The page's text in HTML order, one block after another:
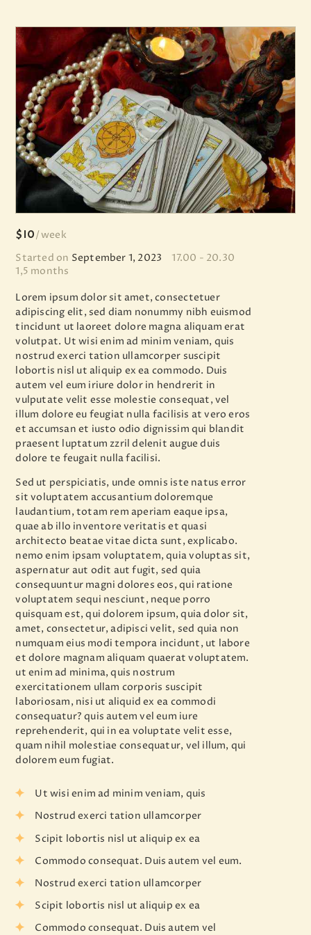
$10 week
Started on September 1, 2023
17.00 - 20.30
1,5 months
Lorem ipsum dolor sit amet, consectetuer
adipiscing elit, sed diam nonummy nibh euismod
tincidunt ut laoreet dolore magna aliquam erat
volutpat. Ut wisi enim ad minim veniam, quis
nostrud exerci tation ullamcorper suscipit
lobortis nisl ut aliquip ex ea commodo. Duis
autem vel eum iriure dolor in hendrerit in
vulputate velit esse molestie consequat, vel
illum dolore eu feugiat nulla facilisis at vero eros
et accumsan et iusto odio dignissim qui blandit
praesent luptatum zzril delenit augue duis
dolore te feugait nulla facilisi.
Sed ut perspiciatis, unde omnis iste natus error
sit voluptatem accusantium doloremque
laudantium, totam rem aperiam eaque ipsa,
quae ab illo inventore veritatis et quasi
architecto beatae vitae dicta sunt, explicabo.
nemo enim ipsam voluptatem, quia voluptas sit,
aspernatur aut odit aut fugit, sed quia
consequuntur magni dolores eos, qui ratione
voluptatem sequi nesciunt, neque porro
quisquam est, qui dolorem ipsum, quia dolor sit,
amet, consectetur, adipisci velit, sed quia non
numquam eius modi tempora incidunt, ut labore
et dolore magnam aliquam quaerat voluptatem.
ut enim ad minima, quis nostrum
exercitationem ullam corporis suscipit
laboriosam, nisi ut aliquid ex ea commodi
consequatur? quis autem vel eum iure
reprehenderit, qui in ea voluptate velit esse,
quam nihil molestiae consequatur, vel illum, qui
dolorem eum fugiat.
Ut wisi enim ad minim veniam, quis
Nostrud exerci tation ullamcorper
Scipit lobortis nisl ut aliquip ex ea
Commodo consequat. Duis autem vel eum.
Nostrud exerci tation ullamcorper
Scipit lobortis nisl ut aliquip ex ea
Commodo consequat. Duis autem vel